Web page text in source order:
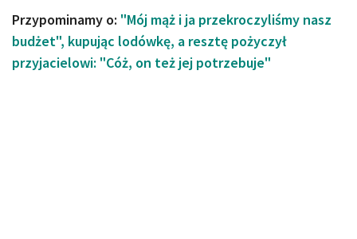
Przypominamy o: "Mój mąż i ja przekroczyliśmy nasz
budżet", kupując lodówkę, a resztę pożyczył
przyjacielowi: "Cóż, on też jej potrzebuje"